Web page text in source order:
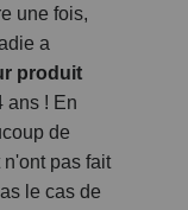
une fois,
a
produit
ans ! En
de
pas fait
le cas de